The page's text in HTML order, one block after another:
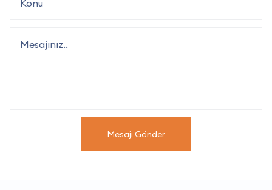
Mesajı Gönder